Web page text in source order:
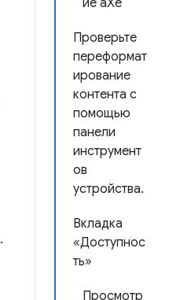
ие aXe
Проверьте
переформат
ирование
контента с
помощью
панели
инструмент
ов
устройства.
Вкладка
«Доступнос
ть»
Просмотр
.